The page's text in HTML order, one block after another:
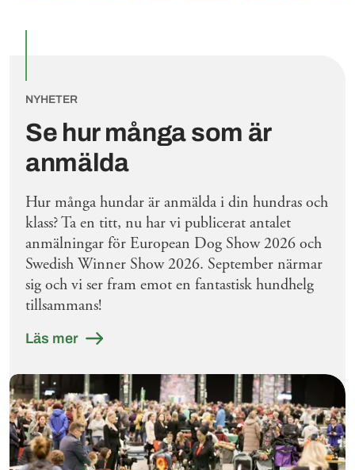
Se hur många som är
anmälda
NYHETER
Hur många hundar är anmälda i din hundras och
klass? Ta en titt, nu har vi publicerat antalet
anmälningar för European Dog Show 2026 och
Swedish Winner Show 2026. September närmar
sig och vi ser fram emot en fantastisk hundhelg
tillsammans!
Läs mer